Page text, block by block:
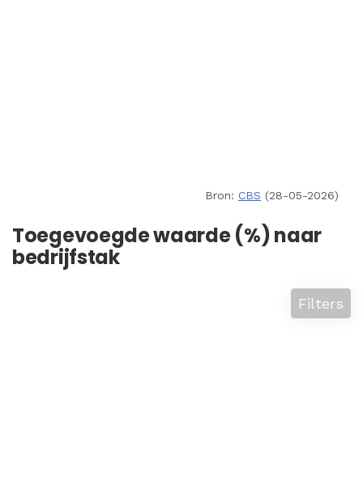
Bron: CBS (28-05-2026)
Toegevoegde waarde (%) naar
bedrijfstak
Filters